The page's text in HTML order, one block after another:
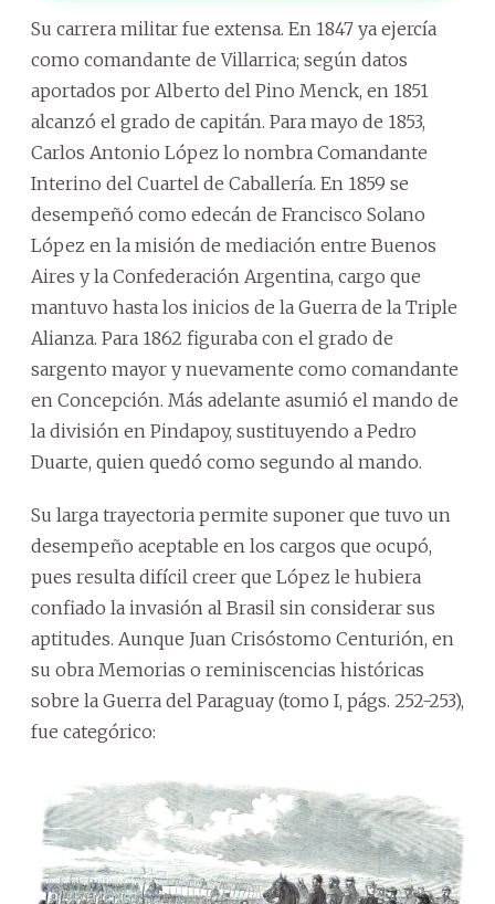
Su carrera militar fue extensa. En 1847 ya ejercía
como comandante de Villarrica; según datos
aportados por Alberto del Pino Menck, en 1851
alcanzó el grado de capitán. Para mayo de 1853,
Carlos Antonio López lo nombra Comandante
Interino del Cuartel de Caballería. En 1859 se
desempeñó como edecán de Francisco Solano
López en la misión de mediación entre Buenos
Aires y la Confederación Argentina, cargo que
mantuvo hasta los inicios de la Guerra de la Triple
Alianza. Para 1862 figuraba con el grado de
sargento mayor y nuevamente como comandante
en Concepción. Más adelante asumió el mando de
la división en Pindapoy, sustituyendo a Pedro
Duarte, quien quedó como segundo al mando.
Su larga trayectoria permite suponer que tuvo un
desempeño aceptable en los cargos que ocupó,
pues resulta difícil creer que López le hubiera
confiado la invasión al Brasil sin considerar sus
aptitudes. Aunque Juan Crisóstomo Centurión, en
su obra Memorias o reminiscencias históricas
sobre la Guerra del Paraguay (tomo I, págs. 252-253),
fue categórico: